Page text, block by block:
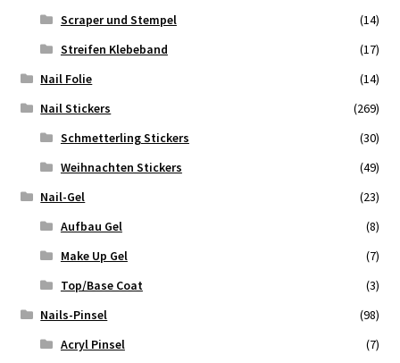
Scraper und Stempel
(14)
Streifen Klebeband
(17)
Nail Folie
(14)
Nail Stickers
(269)
Schmetterling Stickers
(30)
Weihnachten Stickers
(49)
Nail-Gel
(23)
Aufbau Gel
(8)
Make Up Gel
(7)
Top/Base Coat
(3)
Nails-Pinsel
(98)
Acryl Pinsel
(7)